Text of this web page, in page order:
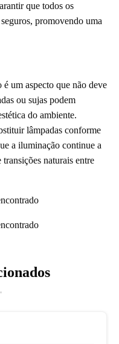
que todos os
promovendo uma
um aspecto que não deve
ou sujas podem
do ambiente.
lâmpadas conforme
a iluminação continue a
naturais entre